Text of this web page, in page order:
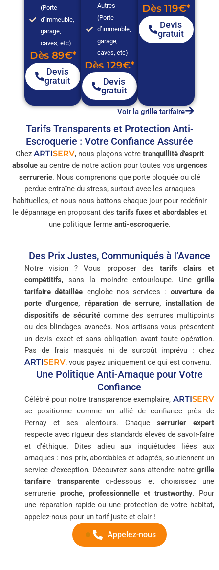
(Porte
d’immeuble,
garage,
caves, etc)
Dès 89€*
Devis
gratuit
Autres
(Porte
d’immeuble,
garage,
caves, etc)
Dès 129€*
Devis
gratuit
Dès 119€*
Devis
gratuit
Voir la grille tarifaire
Tarifs Transparents et Protection Anti-
Escroquerie : Votre Confiance Assurée
Chez ARTISERV, nous plaçons votre tranquillité d’esprit
absolueau centre de notre action pour toutes vos urgences
serrurerie. Nous comprenons que porte bloquée ou clé
perdue entraîne du stress, surtout avec les arnaques
habituelles, et nous nous battons chaque jour pour redéfinir
le dépannage en proposant des tarifs fixes et abordables et
une politique ferme anti-escroquerie.
Des Prix Justes, Communiqués à l’Avance
Notre vision ? Vous proposer des tarifs clairs et
compétitifs, sans la moindre entourloupe. Une grille
tarifaire détaillée englobe nos services : ouverture de
porte d’urgence, réparation de serrure, installation de
dispositifs de sécuritécomme des serrures multipoints
ou des blindages avancés. Nos artisans vous présentent
un devis exact et sans obligation avant toute opération.
Pas de frais masqués ni de surcoût imprévu : chez
ARTISERV, vous payez uniquement ce qui est convenu.
Une Politique Anti-Arnaque pour Votre
Confiance
Célébré pour notre transparence exemplaire, ARTISERV
se positionne comme un allié de confiance près de
Pernay et ses alentours. Chaque serrurier expert
respecte avec rigueur des standards élevés de savoir-faire
et d’éthique. Dites adieu aux inquiétudes liées aux
arnaques : nos prix, abordables et adaptés, soutiennent un
service d’exception. Découvrez sans attendre notre grille
tarifaire transparente ci-dessous et choisissez une
serrurerie proche, professionnelle et trustworthy. Pour
une réparation rapide ou une protection de votre habitat,
appelez-nous pour un tarif juste et clair !
Appelez-nous